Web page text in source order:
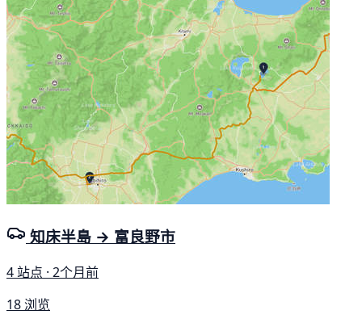
知床半島 → 富良野市
4 站点 · 2个月前
18 浏览